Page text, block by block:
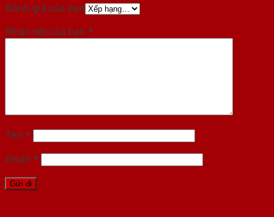
Đánh giá của bạn
Nhận xét của bạn *
Tên *
Email *